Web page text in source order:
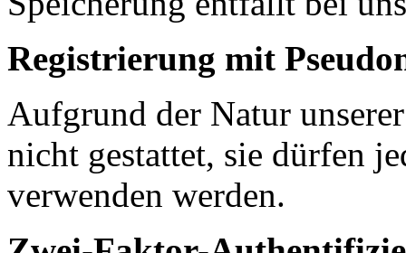
Registrierung mit
Aufgrund der Natur
nicht gestattet, sie dürfen
verwenden werden.